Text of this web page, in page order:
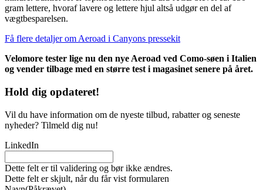
gram lettere, hvoraf lavere og lettere hjul altså udgør en del af
vægtbesparelsen.
Få flere detaljer om Aeroad i Canyons pressekit
Velomore tester lige nu den nye Aeroad ved Como-søen i Italien
og vender tilbage med en større test i magasinet senere på året.
Hold dig opdateret!
Vil du have information om de nyeste tilbud, rabatter og seneste
nyheder? Tilmeld dig nu!
LinkedIn
Dette felt er til validering og bør ikke ændres.
Dette felt er skjult, når du får vist formularen